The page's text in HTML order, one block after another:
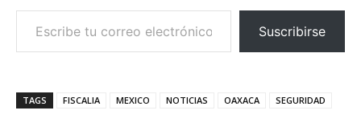
Escribe tu correo electrónico…
Suscribirse
TAGS FISCALIA MEXICO NOTICIAS OAXACA SEGURIDAD